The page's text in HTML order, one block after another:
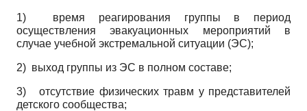
1) время реагирования группы в период
осуществления эвакуационных мероприятий в
случае учебной экстремальной ситуации (ЭС);
2) выход группы из ЭС в полном составе;
3)отсутствие физических травм у представителей
детского сообщества;